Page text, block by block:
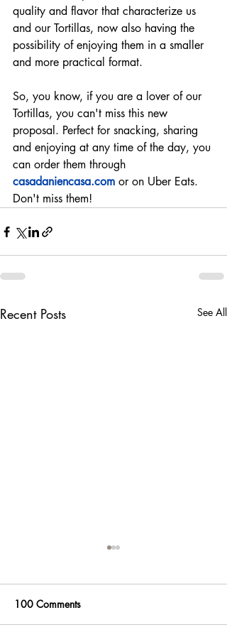
quality and flavor that characterize us
and our Tortillas, now also having the
possibility of enjoying them in a smaller
and more practical format.
So, you know, if you are a lover of our
Tortillas, you can't miss this new
proposal. Perfect for snacking, sharing
and enjoying at any time of the day, you
can order them through
casadaniencasa.com or on Uber Eats.
Don't miss them!
Recent Posts See All
100 Comments